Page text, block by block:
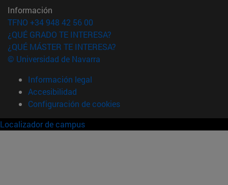
Información
TFNO +34 948 42 56 00
¿QUÉ GRADO TE INTERESA?
¿QUÉ MÁSTER TE INTERESA?
© Universidad de Navarra
Información legal
Accesibilidad
Configuración de cookies
Localizador de campus